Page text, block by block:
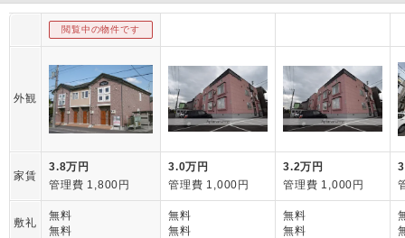
閲覧中の物件です
外観
家賃
3.8万円
管理費 1,800円
3.0万円
管理費 1,000円
3.2万円
管理費 1,000円
敷礼
無料
無料
無料
無料
無料
無料